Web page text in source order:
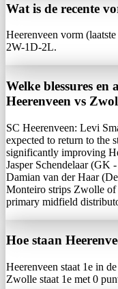
Wat is de recente
Heerenveen vorm
2W-1D-2L.
Welke blessures en
Heerenveen vs
SC Heerenveen: Levi
expected to return to the
significantly improving
Jasper Schendelaar (GK
Damian van der Haar
Monteiro strips Zwolle of
primary midfield
Hoe staan
Heerenveen staat 1e in
Zwolle staat 1e met 0